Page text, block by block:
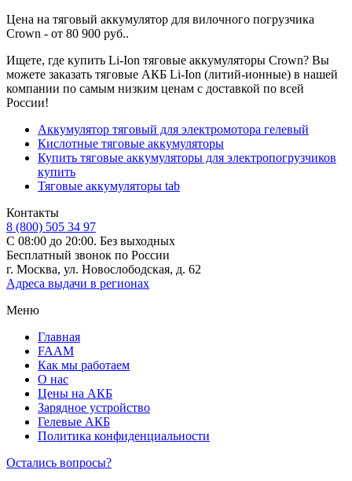
Цена на тяговый аккумулятор для вилочного погрузчика
Crown - от 80 900 руб..
Ищете, где купить Li-Ion тяговые аккумуляторы Crown? Вы
можете заказать тяговые АКБ Li-Ion (литий-ионные) в нашей
компании по самым низким ценам с доставкой по всей
России!
Аккумулятор тяговый для электромотора гелевый
Кислотные тяговые аккумуляторы
Купить тяговые аккумуляторы для электропогрузчиков
купить
Тяговые аккумуляторы tab
Контакты
8 (800) 505 34 97
С 08:00 до 20:00. Без выходных
Бесплатный звонок по России
г. Москва, ул. Новослободская, д. 62
Адреса выдачи в регионах
Меню
Главная
FAAM
Как мы работаем
О нас
Цены на АКБ
Зарядное устройство
Гелевые АКБ
Политика конфиденциальности
Остались вопросы?